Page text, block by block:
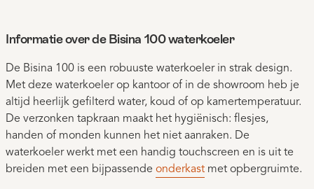
Informatie over de Bisina 100 waterkoeler
De Bisina 100 is een robuuste waterkoeler in strak design.
Met deze waterkoeler op kantoor of in de showroom heb je
altijd heerlijk gefilterd water, koud of op kamertemperatuur.
De verzonken tapkraan maakt het hygiënisch: flesjes,
handen of monden kunnen het niet aanraken. De
waterkoeler werkt met een handig touchscreen en is uit te
breiden met een bijpassende onderkast met opbergruimte.